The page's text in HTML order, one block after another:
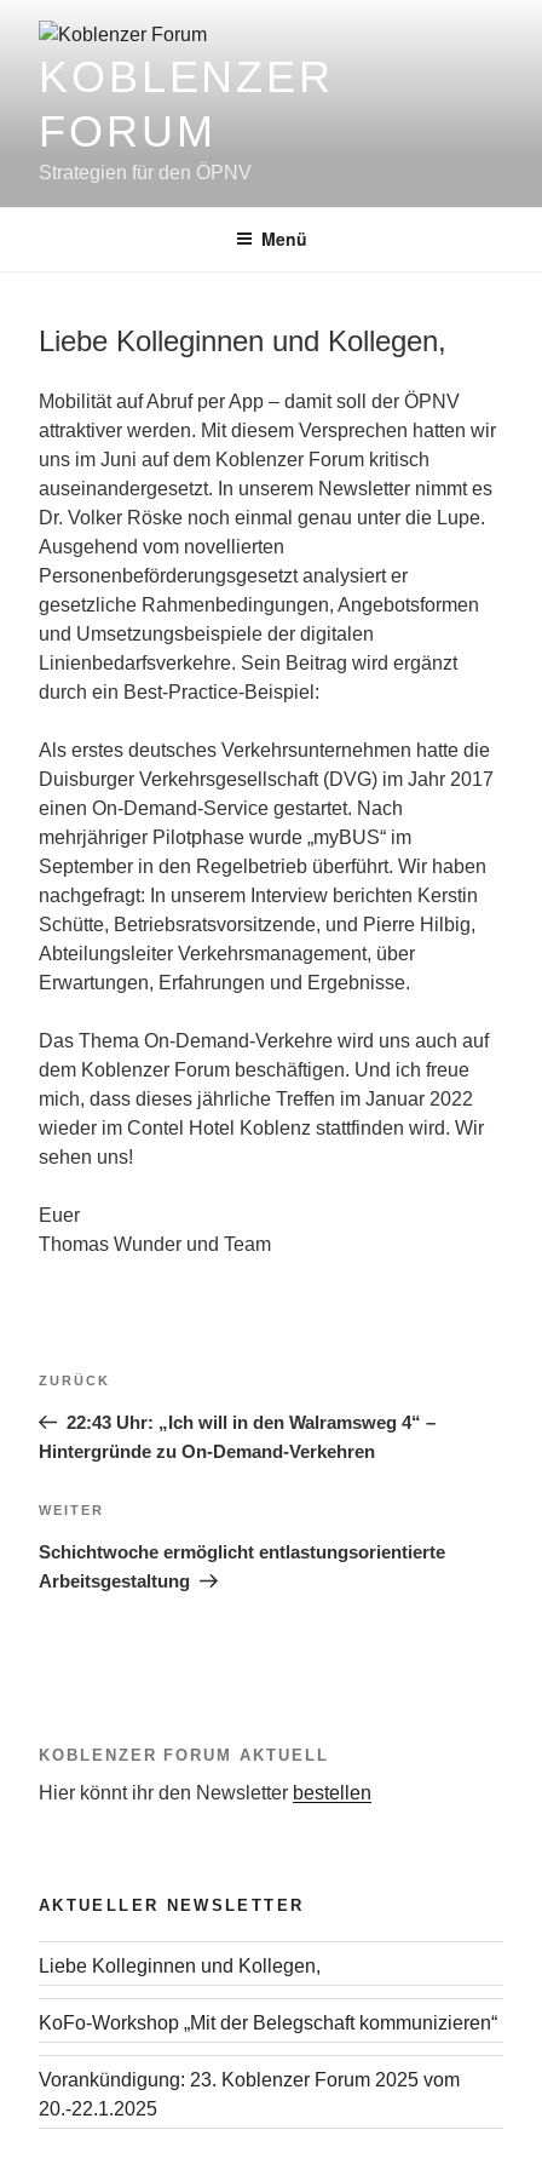
Inhalt
springenKOBLENZER
FORUM
Strategien für den ÖPNV
Menü
Liebe Kolleginnen und Kollegen,
Mobilität auf Abruf per App – damit soll der ÖPNV
attraktiver werden. Mit diesem Versprechen hatten wir
uns im Juni auf dem Koblenzer Forum kritisch
auseinandergesetzt. In unserem Newsletter nimmt es
Dr. Volker Röske noch einmal genau unter die Lupe.
Ausgehend vom novellierten
Personenbeförderungsgesetzt analysiert er
gesetzliche Rahmenbedingungen, Angebotsformen
und Umsetzungsbeispiele der digitalen
Linienbedarfsverkehre. Sein Beitrag wird ergänzt
durch ein Best-Practice-Beispiel:
Als erstes deutsches Verkehrsunternehmen hatte die
Duisburger Verkehrsgesellschaft (DVG) im Jahr 2017
einen On-Demand-Service gestartet. Nach
mehrjähriger Pilotphase wurde „myBUS“ im
September in den Regelbetrieb überführt. Wir haben
nachgefragt: In unserem Interview berichten Kerstin
Schütte, Betriebsratsvorsitzende, und Pierre Hilbig,
Abteilungsleiter Verkehrsmanagement, über
Erwartungen, Erfahrungen und Ergebnisse.
Das Thema On-Demand-Verkehre wird uns auch auf
dem Koblenzer Forum beschäftigen. Und ich freue
mich, dass dieses jährliche Treffen im Januar 2022
wieder im Contel Hotel Koblenz stattfinden wird. Wir
sehen uns!
Euer
Thomas Wunder und Team
Vorheriger
ZURÜCK
22:43 Uhr: „Ich will in den Walramsweg 4“ –
Hintergründe zu On-Demand-Verkehren
Nächster
WEITER
Schichtwoche ermöglicht entlastungsorientierte
Arbeitsgestaltung
KOBLENZER FORUM AKTUELL
Hier könnt ihr den Newsletter bestellen
AKTUELLER NEWSLETTER
Liebe Kolleginnen und Kollegen,
KoFo-Workshop „Mit der Belegschaft kommunizieren“
Vorankündigung: 23. Koblenzer Forum 2025 vom
20.-22.1.2025